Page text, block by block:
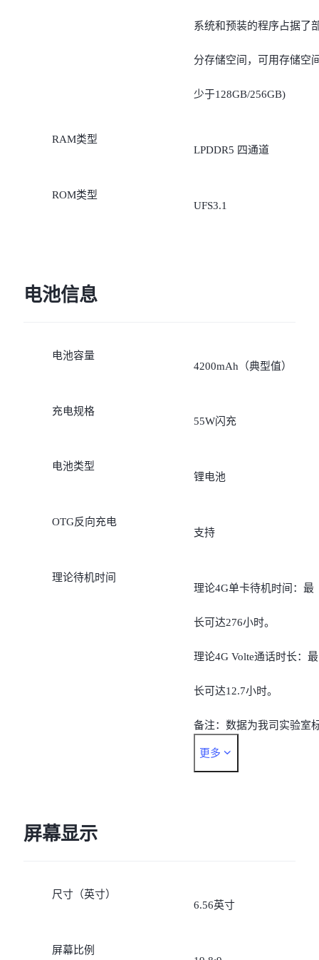
系统和预装的程序占据了
分存储空间，可用存储空
少于128GB/256GB)
RAM类型
LPDDR5 四通道
ROM类型
UFS3.1
电池信息
电池容量
4200mAh（典型值）
充电规格
55W闪充
电池类型
锂电池
OTG反向充电
支持
理论待机时间
理论4G单卡待机时间：最
长可达276小时。
理论4G Volte通话时长：最
长可达12.7小时。
备注：数据为我司实验室
准环境下的测试结果，实
更多
屏幕显示
尺寸（英寸）
6.56英寸
屏幕比例